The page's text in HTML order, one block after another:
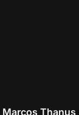
Marcos Thanus